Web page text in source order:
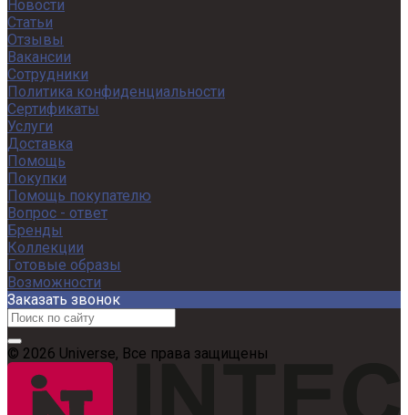
Новости
Статьи
Отзывы
Вакансии
Сотрудники
Политика конфиденциальности
Сертификаты
Услуги
Доставка
Помощь
Покупки
Помощь покупателю
Вопрос - ответ
Бренды
Коллекции
Готовые образы
Возможности
Заказать звонок
© 2026 Universe, Все права защищены